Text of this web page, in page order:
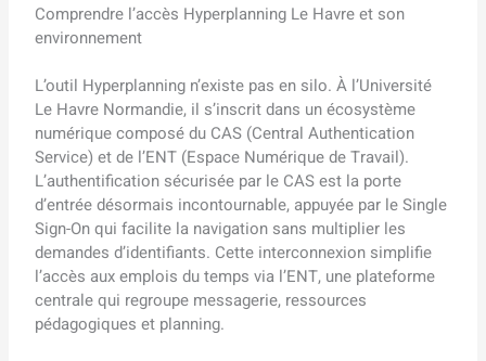
Comprendre l’accès Hyperplanning Le Havre et son
environnement
L’outil Hyperplanning n’existe pas en silo. À l’Université
Le Havre Normandie, il s’inscrit dans un écosystème
numérique composé du CAS (Central Authentication
Service) et de l’ENT (Espace Numérique de Travail).
L’authentification sécurisée par le CAS est la porte
d’entrée désormais incontournable, appuyée par le Single
Sign-On qui facilite la navigation sans multiplier les
demandes d’identifiants. Cette interconnexion simplifie
l’accès aux emplois du temps via l’ENT, une plateforme
centrale qui regroupe messagerie, ressources
pédagogiques et planning.